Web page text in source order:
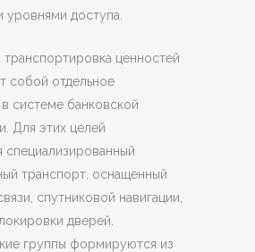
уровнями доступа.
транспортировка ценностей
собой отдельное
системе банковской
Для этих целей
специализированный
транспорт, оснащенный
спутниковой навигации,
дверей.
группы формируются из